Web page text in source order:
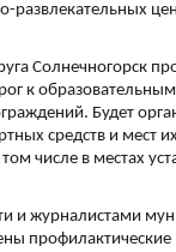
развлекательных
Солнечногорск
к
Будет
средств и мест
числе в местах
и журналистами